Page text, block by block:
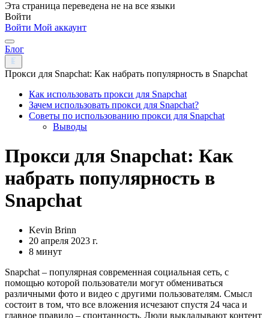
Эта страница переведена не на все языки
Войти
Войти Мой аккаунт
Блог
Прокси для Snapchat: Как набрать популярность в Snapchat
Как использовать прокси для Snapchat
Зачем использовать прокси для Snapchat?
Советы по использованию прокси для Snapchat
Выводы
Прокси для Snapchat: Как
набрать популярность в
Snapchat
Kevin Brinn
20 апреля 2023 г.
8 минут
Snapchat – популярная современная социальная сеть, с
помощью которой пользователи могут обмениваться
различными фото и видео с другими пользователям. Смысл
состоит в том, что все вложения исчезают спустя 24 часа и
главное правило – спонтанность. Люди выкладывают контент